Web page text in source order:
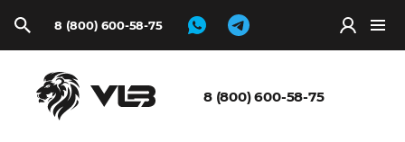
8 (800) 600-58-75
8 (800) 600-58-75
Запросить
расчёт